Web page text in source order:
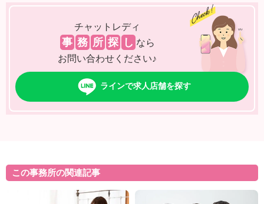
チャットレディ
事 務 所 探 し なら
お問い合わせください♪
ラインで求人店舗を探す
この事務所の関連記事